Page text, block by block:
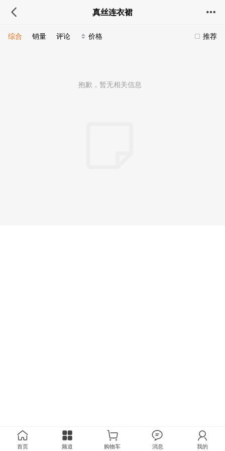
真丝连衣裙
推荐
综合 销量 评论 价格
抱歉，暂无相关信息
首页 频道 购物车 消息 我的